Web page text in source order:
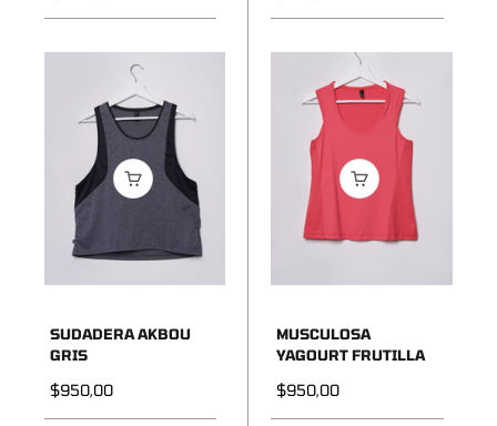
SUDADERA AKBOU
GRIS
Precio de oferta
$950,00
MUSCULOSA
YAGOURT FRUTILLA
Precio de oferta
$950,00